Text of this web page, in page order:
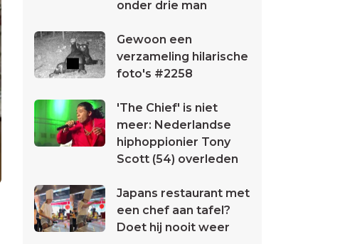
onder drie man
Gewoon een
verzameling hilarische
foto's #2258
'The Chief' is niet
meer: Nederlandse
hiphoppionier Tony
Scott (54) overleden
Japans restaurant met
een chef aan tafel?
Doet hij nooit weer